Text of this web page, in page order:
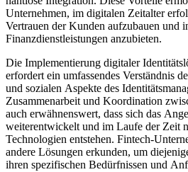
Unternehmen, im digitalen Zeitalter
Vertrauen der Kunden aufzubauen und
Finanzdienstleistungen anzubieten.
Die Implementierung digitaler
erfordert ein umfassendes Verständnis
und sozialen Aspekte des
Zusammenarbeit und Koordination
auch erwähnenswert, dass sich das
weiterentwickelt und im Laufe der Zeit
Technologien entstehen. Fintech-
andere Lösungen erkunden, um
ihren spezifischen Bedürfnissen und